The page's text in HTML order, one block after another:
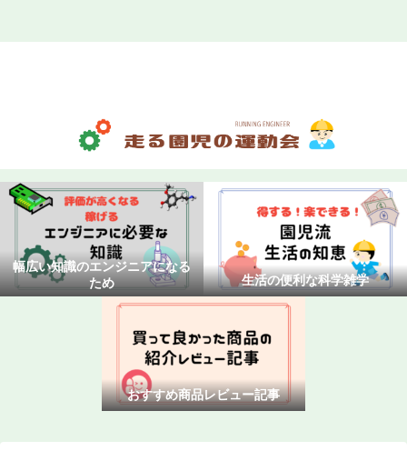
幅広い知識のエンジニアになる
ため
生活の便利な科学雑学
おすすめ商品レビュー記事